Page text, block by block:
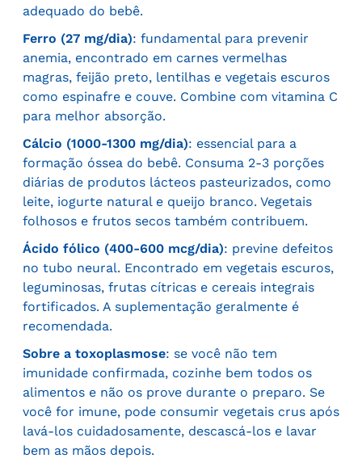
adequado do bebê.
Ferro (27 mg/dia): fundamental para prevenir
anemia, encontrado em carnes vermelhas
magras, feijão preto, lentilhas e vegetais escuros
como espinafre e couve. Combine com vitamina C
para melhor absorção.
Cálcio (1000-1300 mg/dia): essencial para a
formação óssea do bebê. Consuma 2-3 porções
diárias de produtos lácteos pasteurizados, como
leite, iogurte natural e queijo branco. Vegetais
folhosos e frutos secos também contribuem.
Ácido fólico (400-600 mcg/dia): previne defeitos
no tubo neural. Encontrado em vegetais escuros,
leguminosas, frutas cítricas e cereais integrais
fortificados. A suplementação geralmente é
recomendada.
Sobre a toxoplasmose: se você não tem
imunidade confirmada, cozinhe bem todos os
alimentos e não os prove durante o preparo. Se
você for imune, pode consumir vegetais crus após
lavá-los cuidadosamente, descascá-los e lavar
bem as mãos depois.